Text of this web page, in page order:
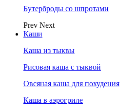
Бутерброды со шпротами
Prev Next
Каши
Каша из тыквы
Рисовая каша с тыквой
Овсяная каша для похудения
Каша в аэрогриле